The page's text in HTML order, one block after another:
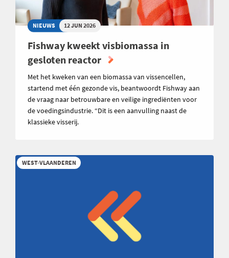
NIEUWS 12 JUN 2026
Fishway kweekt visbiomassa in
gesloten reactor
Met het kweken van een biomassa van vissencellen,
startend met één gezonde vis, beantwoordt Fishway aan
de vraag naar betrouwbare en veilige ingrediënten voor
de voedingsindustrie. “Dit is een aanvulling naast de
klassieke visserij.
WEST-VLAANDEREN